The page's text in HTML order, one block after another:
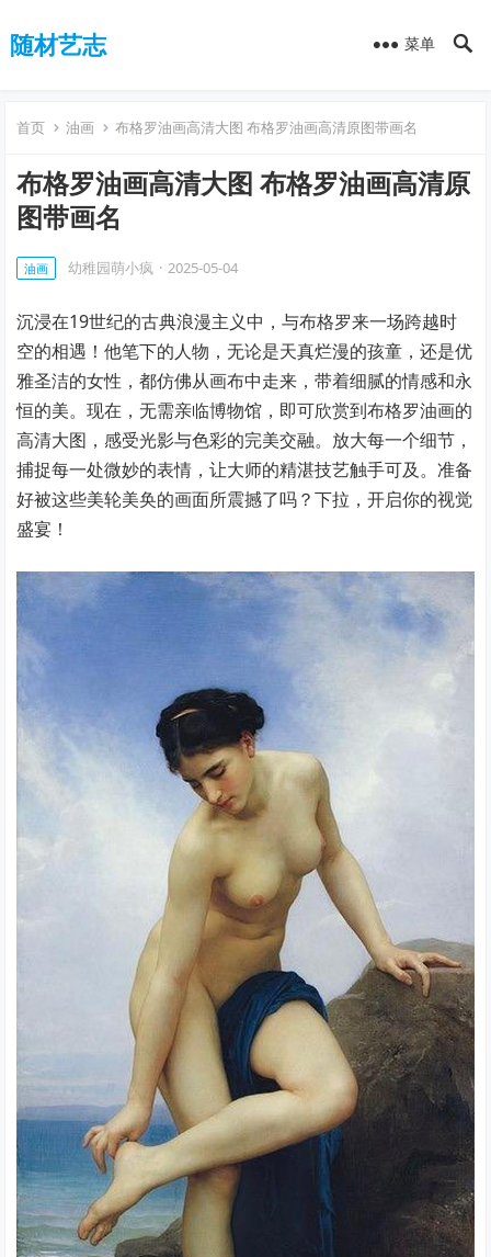
随材艺志 菜单
首页 油画 布格罗油画高清大图 布格罗油画高清原图带画名
布格罗油画高清大图 布格罗油画高清原
图带画名
油画 幼稚园萌小疯 · 2025-05-04
沉浸在19世纪的古典浪漫主义中，与布格罗来一场跨越时
空的相遇！他笔下的人物，无论是天真烂漫的孩童，还是优
雅圣洁的女性，都仿佛从画布中走来，带着细腻的情感和永
恒的美。现在，无需亲临博物馆，即可欣赏到布格罗油画的
高清大图，感受光影与色彩的完美交融。放大每一个细节，
捕捉每一处微妙的表情，让大师的精湛技艺触手可及。准备
好被这些美轮美奂的画面所震撼了吗？下拉，开启你的视觉
盛宴！